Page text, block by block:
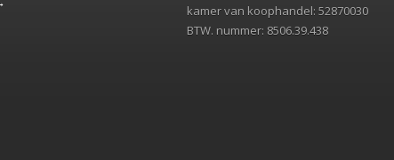
kamer van koophandel: 52870030
BTW. nummer: 8506.39.438